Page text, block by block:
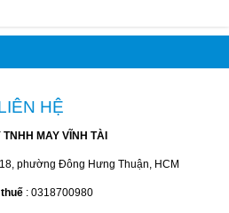
HỆ
TNHH MAY VĨNH TÀI
phường Đông Hưng Thuận, HCM
thuế : 0318700980